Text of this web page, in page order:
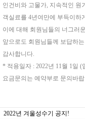
인건비와 고물가, 지속적인 원
객실료를 4년여만에 부득이하
이에 대해 회원님들의 너그러
앞으로도 회원님들께 보답하
감사합니다.
* 적용일자 : 2022년 11월 1일 (
요금문의는 예약부로 문의바
2022년 겨울성수기 공지!